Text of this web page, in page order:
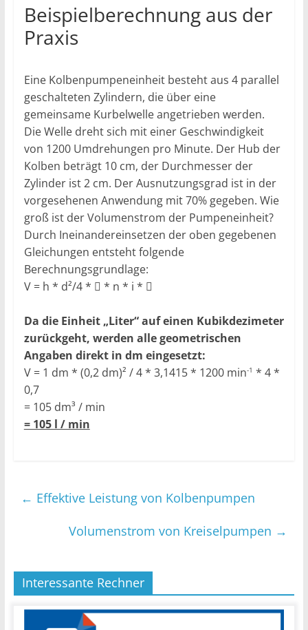
Beispielberechnung aus der
Praxis
Eine Kolbenpumpeneinheit besteht aus 4 parallel
geschalteten Zylindern, die über eine
gemeinsame Kurbelwelle angetrieben werden.
Die Welle dreht sich mit einer Geschwindigkeit
von 1200 Umdrehungen pro Minute. Der Hub der
Kolben beträgt 10 cm, der Durchmesser der
Zylinder ist 2 cm. Der Ausnutzungsgrad ist in der
vorgesehenen Anwendung mit 70% gegeben. Wie
groß ist der Volumenstrom der Pumpeneinheit?
Durch Ineinandereinsetzen der oben gegebenen
Gleichungen entsteht folgende
Berechnungsgrundlage:
V = h * d²/4 *  * n * i * 
Da die Einheit „Liter“ auf einen Kubikdezimeter
zurückgeht, werden alle geometrischen
Angaben direkt in dm eingesetzt:
V = 1 dm * (0,2 dm)² / 4 * 3,1415 * 1200 min-1 * 4 *
0,7
= 105 dm³ / min
= 105 l / min
← Effektive Leistung von Kolbenpumpen
Volumenstrom von Kreiselpumpen →
Interessante Rechner